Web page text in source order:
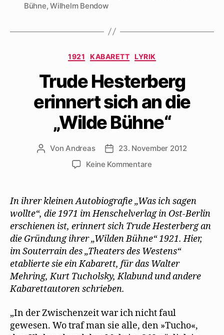
Bühne,Wilhelm Bendow
Kategorien
1921 KABARETT LYRIK
Trude Hesterberg
erinnert sich an die
„Wilde Bühne“
Beitragsautor
VonAndreas Beitragsdatum
23. November 2012
Keine Kommentarezu
erinnert
sich
an
die
„Wilde
Bühne“
In ihrer kleinen Autobiografie „Was ich sagen
wollte“, die 1971 im Henschelverlag in Ost-Berlin
erschienen ist, erinnert sich Trude Hesterberg an
die Gründung ihrer „Wilden Bühne“ 1921. Hier,
im Souterrain des „Theaters des Westens“
etablierte sie ein Kabarett, für das Walter
Mehring, Kurt Tucholsky, Klabund und andere
Kabarettautoren schrieben.
„In der Zwischenzeit war ich nicht faul
gewesen. Wo traf man sie alle, den »Tucho«,